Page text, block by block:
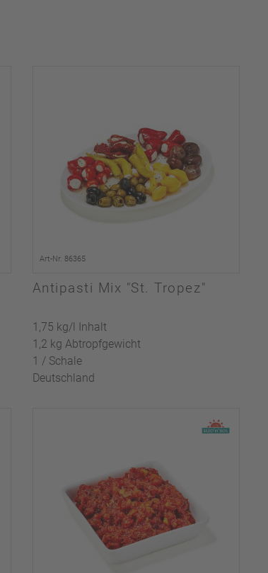
Art-Nr. 86365
Antipasti Mix "St. Tropez"
1,75 kg/l Inhalt
1,2 kg Abtropfgewicht
1 / Schale
Deutschland